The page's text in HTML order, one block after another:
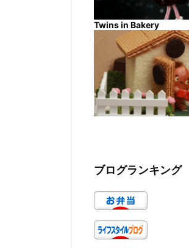
Twins in Bakery
ブログランキング